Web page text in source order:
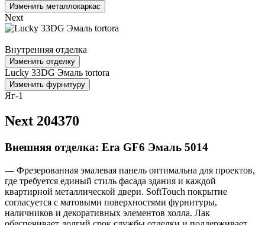
Изменить металлокаркас
Next
Внутренняя отделка
Изменить отделку
Lucky 33DG Эмаль tortora
Изменить фурнитуру
Яг-1
Next 204370
Внешняя отделка: Era GF6 Эмаль 5014
— Фрезерованная эмалевая панель оптимальна для проектов,
где требуется единый стиль фасада здания и каждой
квартирной металлической двери. SoftTouch покрытие
согласуется с матовыми поверхностями фурнитуры,
наличников и декоративных элементов холла. Лак